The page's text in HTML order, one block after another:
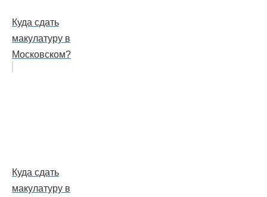
Куда сдать
макулатуру в
Московском?
Куда сдать
макулатуру в